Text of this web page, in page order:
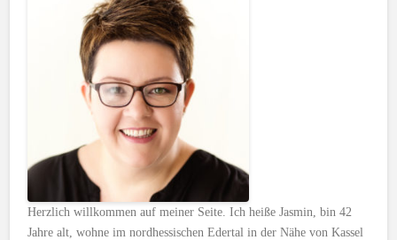
Herzlich willkommen auf meiner Seite. Ich heiße Jasmin, bin 42
Jahre alt, wohne im nordhessischen Edertal in der Nähe von Kassel